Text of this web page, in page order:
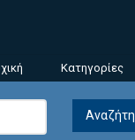
Κατηγορίες